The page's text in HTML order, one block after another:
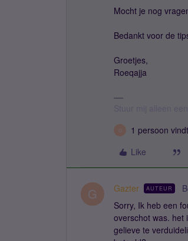
Mocht je nog
Bedankt voor de
Groetjes,
Roeqajja
G
1 persoon
Like
G Gazter AUTEUR
Sorry, Ik heb een
overschot was. het
gelieve te